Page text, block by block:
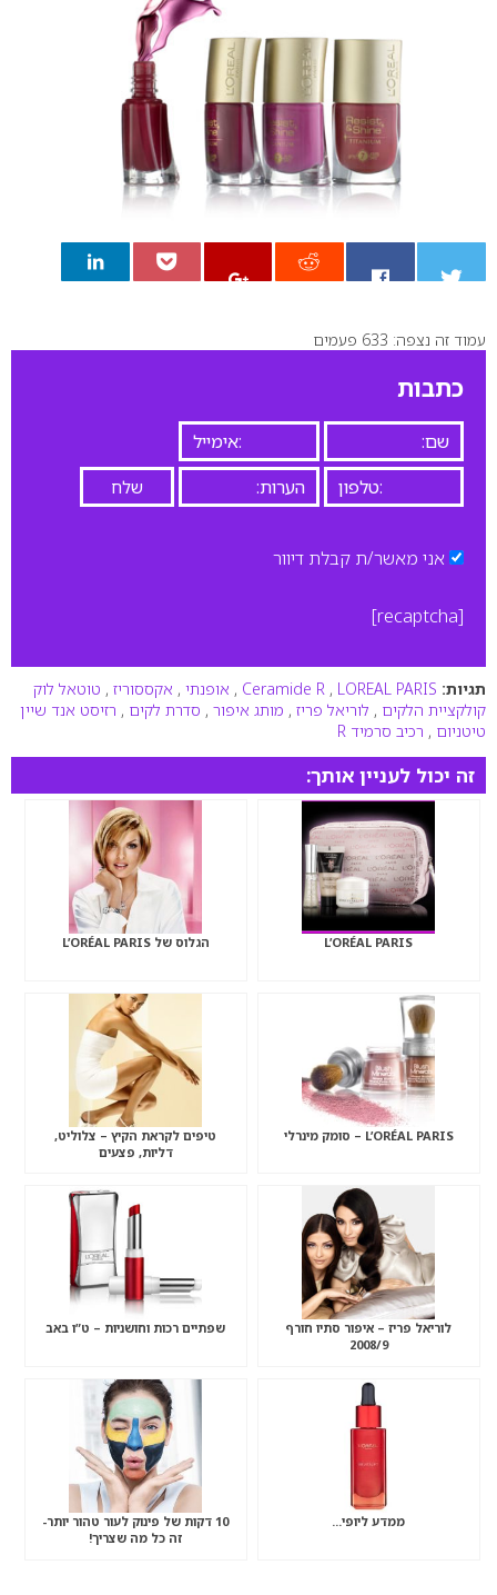
0
עמוד זה נצפה: 633 פעמים
כתבות
אני מאשר/ת קבלת דיוור
[recaptcha]
תגיות: Ceramide R , LOREAL PARIS
, אופנתי , אקססוריז , טוטאל לוק
קולקציית הלקים , לוריאל פריז , מותג איפור , סדרת לקים , רזיסט אנד שיין
טיטניום , רכיב סרמיד R
זה יכול לעניין אותך:
L’ORÉAL PARIS הגלוס של L’ORÉAL PARIS
L’ORÉAL PARIS – סומק מינרלי
טיפים לקראת הקיץ – צלוליט,
דליות, פצעים
לוריאל פריז – איפור סתיו חורף
2008/9
שפתיים רכות וחושניות – ט”ו באב
ממדע ליופי…
10 דקות של פינוק לעור טהור יותר-
זה כל מה שצריך!